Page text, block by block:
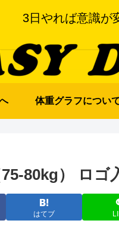
3日やれば意識が
体重グラフについ
80kg） ロゴ
はてブ